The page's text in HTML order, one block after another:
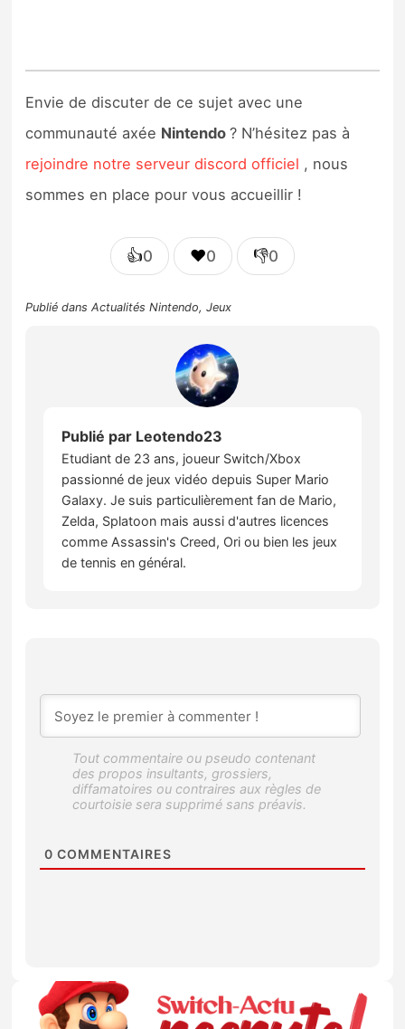
Envie de discuter de ce sujet avec une
communauté axée Nintendo? N’hésitez pas à
rejoindre notre serveur discord officiel , nous
sommes en place pour vous accueillir !
👍0 ❤️0 👎0
Publié dansActualités Nintendo,Jeux
Publié par Leotendo23
Etudiant de 23 ans, joueur Switch/Xbox
passionné de jeux vidéo depuis Super Mario
Galaxy. Je suis particulièrement fan de Mario,
Zelda, Splatoon mais aussi d'autres licences
comme Assassin's Creed, Ori ou bien les jeux
de tennis en général.
0 COMMENTAIRES